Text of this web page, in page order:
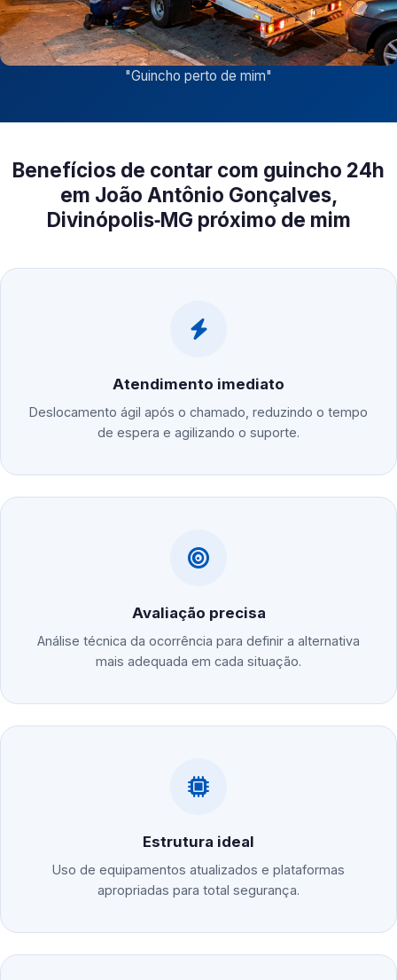
"Guincho perto de mim"
Benefícios de contar com guincho 24h
em João Antônio Gonçalves,
Divinópolis‑MG próximo de mim
Atendimento imediato
Deslocamento ágil após o chamado, reduzindo o tempo
de espera e agilizando o suporte.
Avaliação precisa
Análise técnica da ocorrência para definir a alternativa
mais adequada em cada situação.
Estrutura ideal
Uso de equipamentos atualizados e plataformas
apropriadas para total segurança.